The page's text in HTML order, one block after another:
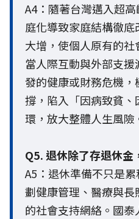
A4：隨著台灣邁入超
庭化導致家庭結構徹
大增，使個人原有的社
當人際互動與外部支
發的健康或財務危機
撐，陷入「因病致貧
環，放大整體人生風險
Q5. 退休除了存退休金
A5：退休準備不只是
劃健康管理、醫療與
的社會支持網絡。國泰